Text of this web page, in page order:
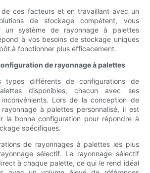
ces facteurs et en travaillant avec un
de stockage compétent, vous
un système de rayonnage à palettes
à vos besoins de stockage uniques
à fonctionner plus efficacement.
de rayonnage à palettes
types différents de configurations de
disponibles, chacun avec ses
Lors de la conception de
à palettes personnalisé, il est
la bonne configuration pour répondre à
spécifiques.
de rayonnages à palettes les plus
sélectif. Le rayonnage sélectif
à chaque palette, ce qui le rend idéal